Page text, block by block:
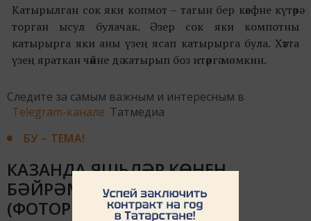
Катырылган сок яки копмот – тагын бер кәефне күтәрә
торган ысул булачак. Әзер сок яки компотны
катырырга яки аны үзең ясап катырырга була. Хәтта
үзең яраткан чәйне дә катырып боз итәргә мөмкин.
Следите за самым важным и интересным в
Telegram-канале Татмедиа
БУ – ТЕМА!
КАЗАНДА ЯШЬЛӘР КӨНЕН
БӘЙРӘМ ИТТЕЛӘР
(ФОТОРЕПОРТАЖ)